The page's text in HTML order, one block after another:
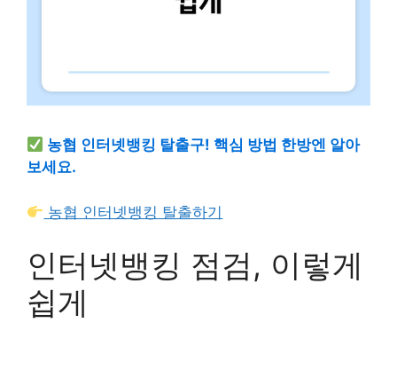
농협 인터넷뱅킹 탈출구! 핵심 방법 한방엔 알아
보세요.
농협 인터넷뱅킹 탈출하기
인터넷뱅킹 점검, 이렇게
쉽게